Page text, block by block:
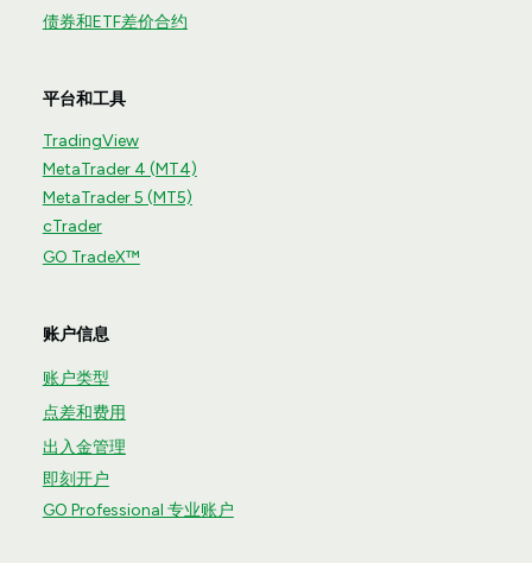
债券和ETF差价合约
平台和工具
TradingView
MetaTrader 4 (MT4)
MetaTrader 5 (MT5)
cTrader
GO TradeX™
账户信息
账户类型
点差和费用
出入金管理
即刻开户
GO Professional 专业账户